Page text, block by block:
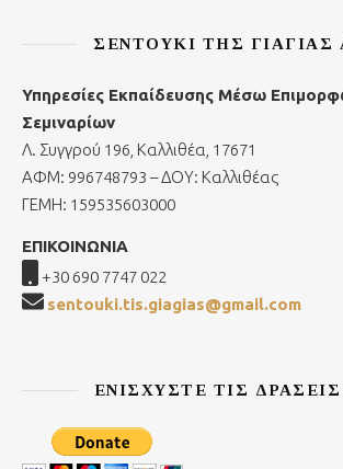
ΣΕΝΤΟΎΚΙ ΤΗΣ ΓΙΑΓΙΆΣ
Υπηρεσίες Εκπαίδευσης Μέσω
Σεμιναρίων
Λ. Συγγρού 196, Καλλιθέα, 17671
ΑΦΜ: 996748793 – ΔΟΥ: Καλλιθέας
ΓΕΜΗ: 159535603000
ΕΠΙΚΟΙΝΩΝΙΑ
+30 690 7747 022
sentouki.tis.giagias@gmail.com
ΕΝΙΣΧΎΣΤΕ ΤΙΣ